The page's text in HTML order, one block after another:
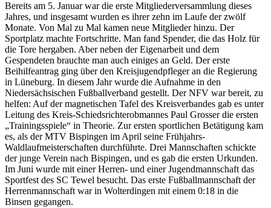
Bereits am 5. Januar war die erste Mitgliederversammlung dieses
Jahres, und insgesamt wurden es ihrer zehn im Laufe der zwölf
Monate. Von Mal zu Mal kamen neue Mitglieder hinzu. Der
Sportplatz machte Fortschritte. Man fand Spender, die das Holz für
die Tore hergaben. Aber neben der Eigenarbeit und dem
Gespendeten brauchte man auch einiges an Geld. Der erste
Beihilfeantrag ging über den Kreisjugendpfleger an die Regierung
in Lüneburg. In diesem Jahr wurde die Aufnahme in den
Niedersächsischen Fußballverband gestellt. Der NFV war bereit, zu
helfen: Auf der magnetischen Tafel des Kreisverbandes gab es unter
Leitung des Kreis-Schiedsrichterobmannes Paul Grosser die ersten
„Trainingsspiele“ in Theorie. Zur ersten sportlichen Betätigung kam
es, als der MTV Bispingen im April seine Frühjahrs-
Waldlaufmeisterschaften durchführte. Drei Mannschaften schickte
der junge Verein nach Bispingen, und es gab die ersten Urkunden.
Im Juni wurde mit einer Herren- und einer Jugendmannschaft das
Sportfest des SC Tewel besucht. Das erste Fußballmannschaft der
Herrenmannschaft war in Wolterdingen mit einem 0:18 in die
Binsen gegangen.